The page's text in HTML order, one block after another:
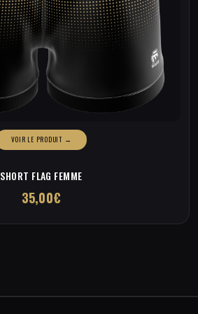
SHORT FLAG FEMME
€
35,00
produit
être